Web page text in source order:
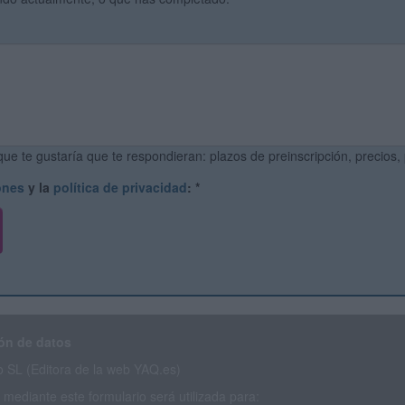
te gustaría que te respondieran: plazos de preinscripción,
y la política de privacidad: *